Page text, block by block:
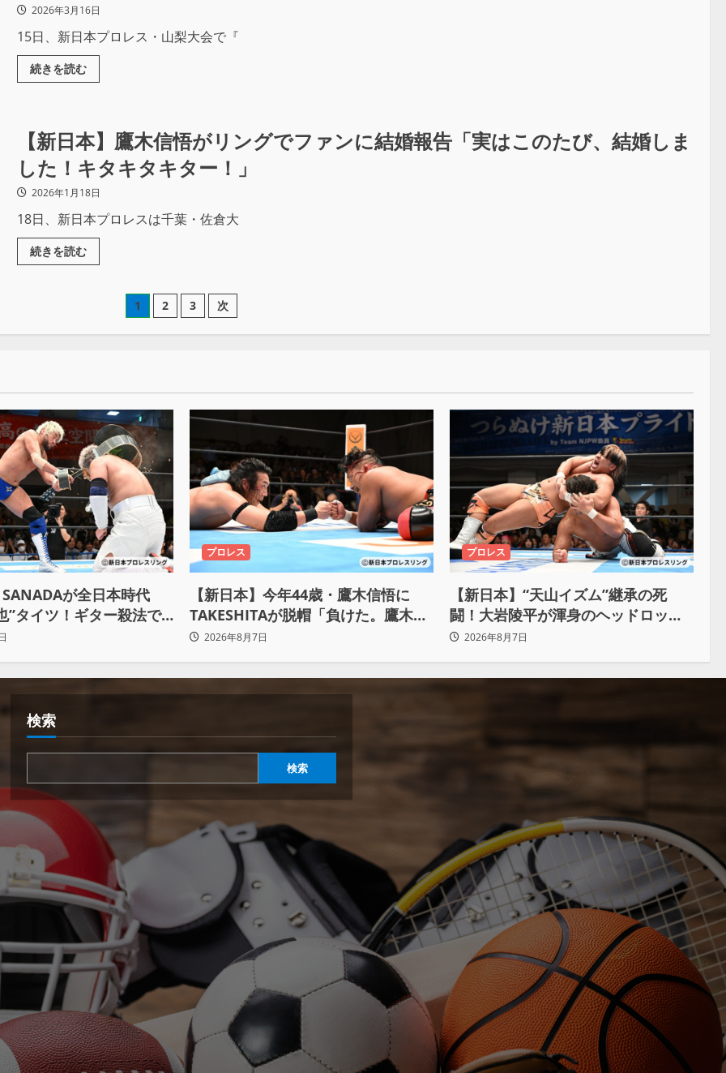
2026年3月16日
15日、新日本プロレス・山梨大会で『
続きを読む
【新日本】鷹木信悟がリングでファンに結婚報告「実はこのたび、結婚しま
した！キタキタキター！」
2026年1月18日
18日、新日本プロレスは千葉・佐倉大
続きを読む
1 2 3 次
SANADAが全日本時代
”タイツ！ギター殺法で
「俺と闘う時は考え
プロレス
【新日本】今年44歳・鷹木信悟に
TAKESHITAが脱帽「負けた。鷹木信
悟、強いわ！」
2026年8月7日
プロレス
【新日本】“天山イズム”継承の死
闘！大岩陵平が渾身のヘッドロック
で後藤洋央紀からタップ奪取 執念の
2026年8月7日
検索
検索